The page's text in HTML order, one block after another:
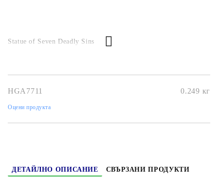
Statue of Seven Deadly Sins
HGA7711 0.249 кг
Оцени продукта
ДЕТАЙЛНО ОПИСАНИЕ
СВЪРЗАНИ ПРОДУКТИ